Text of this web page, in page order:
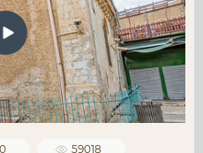
0 59018